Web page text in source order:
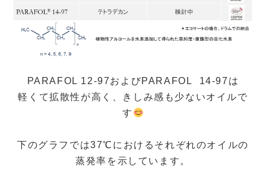
PARAFOL 12-97およびPARAFOL 14-97は
軽くて拡散性が高く、きしみ感も少ないオイルで
す
下のグラフでは37℃におけるそれぞれのオイルの
蒸発率を示しています。